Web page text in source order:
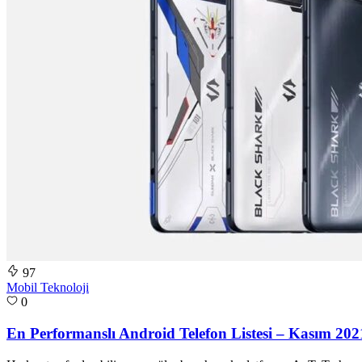
97
Mobil Teknoloji
0
En Performanslı Android Telefon Listesi – Kasım